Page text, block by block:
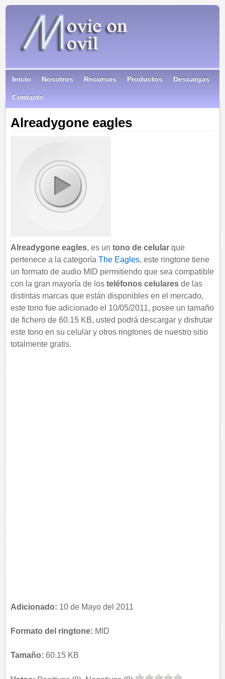
Inicio Nosotros Recursos Productos Descargas
Contacto
Alreadygone eagles
Alreadygone eagles, es untono de celular que
pertenece a la categoríaThe Eagles, este ringtone tiene
un formato de audio MID permitiendo que sea compatible
con la gran mayoría de losteléfonos celulares de las
distintas marcas que están disponibles en el mercado,
este tono fue adicionado el 10/05/2011, posee un tamaño
de fichero de 60.15 KB, usted podrá descargar y disfrutar
este tono en su celular y otros ringtones de nuestro sitio
totalmente gratis.
Adicionado: 10 de Mayo del 2011
Formato del ringtone: MID
Tamaño: 60.15 KB